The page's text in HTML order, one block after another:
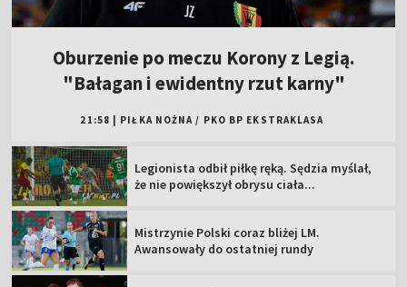
Oburzenie po meczu Korony z Legią.
"Bałagan i ewidentny rzut karny"
21:58 PIŁKA NOŻNA / PKO BP EKSTRAKLASA
Legionista odbił piłkę ręką. Sędzia myślał,
że nie powiększył obrysu ciała...
Mistrzynie Polski coraz bliżej LM.
Awansowały do ostatniej rundy